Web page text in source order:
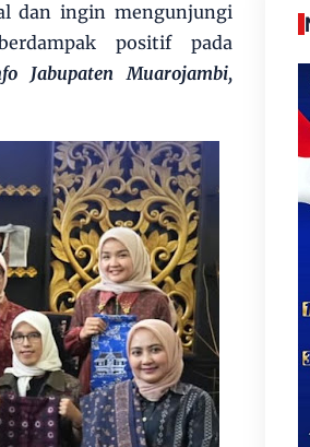
dan ingin mengunjungi
positif pada
Jabupaten Muarojambi,